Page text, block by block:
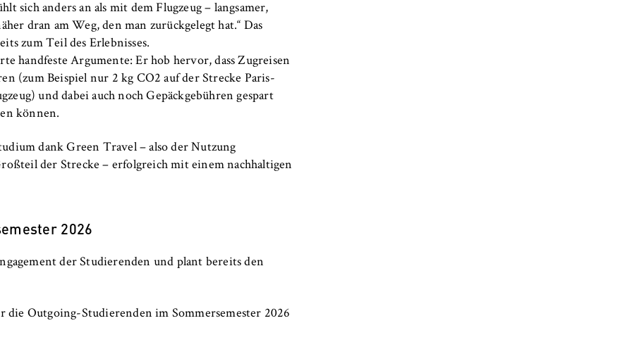
sich anders an als mit dem Flugzeug – langsamer,
dran am Weg, den man zurückgelegt hat.“ Das
zum Teil des Erlebnisses.
handfeste Argumente: Er hob hervor, dass Zugreisen
(zum Beispiel nur 2 kg CO2 auf der Strecke Paris-
und dabei auch noch Gepäckgebühren gespart
können.
dank Green Travel – also der Nutzung
der Strecke – erfolgreich mit einem nachhaltigen
2026
der Studierenden und plant bereits den
die Outgoing-Studierenden im Sommersemester 2026
Analyse Ihres Nutzerverhaltens auf unserer Website, um
zu verbessern. Hierzu werden Cookies gesetzt, die uns
welche Seiten am häufigsten besucht werden.